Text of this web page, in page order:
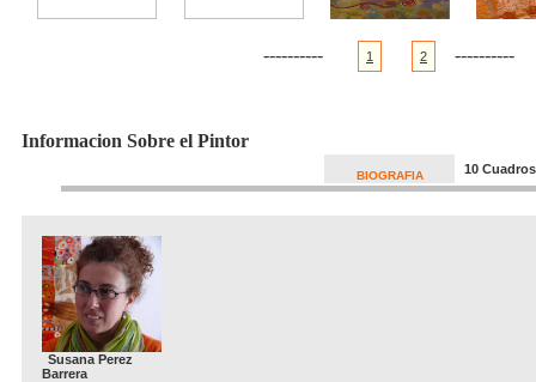
---------- 1 2 ----------
Informacion Sobre el Pintor
BIOGRAFIA 10 Cuadros
Susana Perez
Barrera